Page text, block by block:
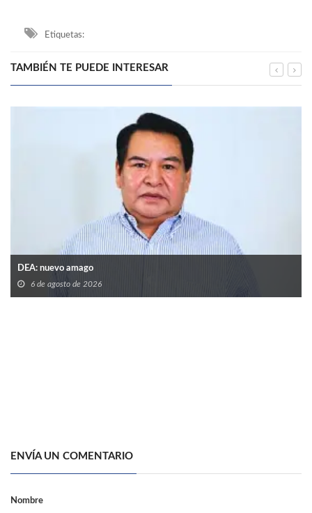
Etiquetas:
TAMBIÉN TE PUEDE INTERESAR
DEA: nuevo amago
6 de agosto de 2026
ENVÍA UN COMENTARIO
Nombre